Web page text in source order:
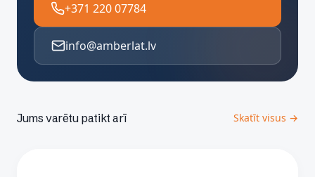
+371 220 07784
info@amberlat.lv
Jums varētu patikt arī Skatīt visus →